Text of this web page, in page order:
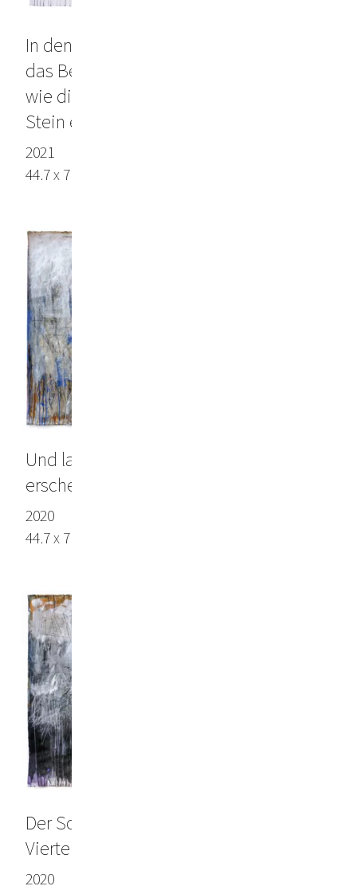
In den ersten Stunden des Tages kann
das Bewusstsein die Welt umfassen,
wie die Hand einen sonnenwarmen
Stein ergreift
2021
44.7 x 71.3 in (113.5 x 181 cm), Arches paper
Und langsam dein rostiger Engel
erscheint
2020
44.7 x 71.3 in (113.5 x 181 cm), Arches paper
Der Schatten deiner Hand bedeckt alle
Viertel des Jahres
2020